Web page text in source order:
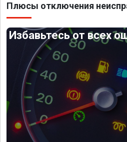
Плюсы отключения
Избавьтесь от всех